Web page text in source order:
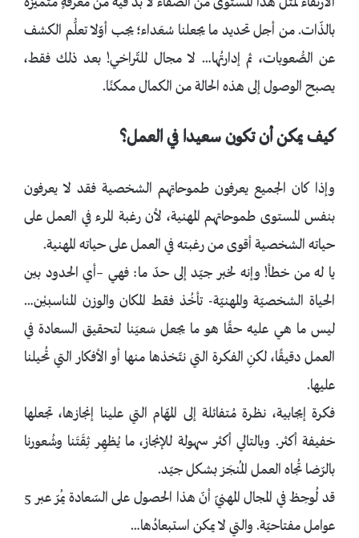
بالذّات. من أجل تحديد ما يجعلنا سُعَداء؛ يجب أوّلا تعلُّم الكشف
عن الصُّعوبات، ثم إدارتُها… لا مجال للتّراخي! بعد ذلك فقط،
يصبح الوصول إلى هذه الحالة من الكمال ممكنًا.
كيف يمكن أن تكون سعيدا في العمل؟
وإذا كان الجميع يعرفون طموحاتِهم الشخصية فقد لا يعرفون
بنفس المستوى طموحاتهم المهنية، لأن رغبة المرء في العمل على
حياته الشخصية أقوى من رغبته في العمل على حياته المهنية.
يا له من خطأ! وإنه لخبر جيّد إلى حدّ ما: فهي –أي الحدود بين
الحياة الشخصيّة والمهنيّة- تأخُذ فقط المكان والوزن المناسبيْن…
ليس ما هي عليه حقًا هو ما يجعل سَعيَنا لتحقيق السعادة في
العمل دقيقًا، لكنِ الفكرة التي نتّخذها منها أو الأفكار التي تُحيلنا
عليها.
فكرة إيجابية، نظرة مُتفائلة إلى المهّام التي علينا إنجازها، تجعلها
خفيفة أكثر. وبالتالي أكثر سهولة للإنجاز، ما يُظهِر ثِقَتَنا وشُعورنا
بالرّضا تُجاه العمل المُنجَز بشكل جيّد.
قد لُوحِظ في المجال المهنيّ أنّ هذا الحصول على السّعادة يمُرّ عبر 5
عوامل مفتاحيّة. والتي لا يمكن استبعادُها…